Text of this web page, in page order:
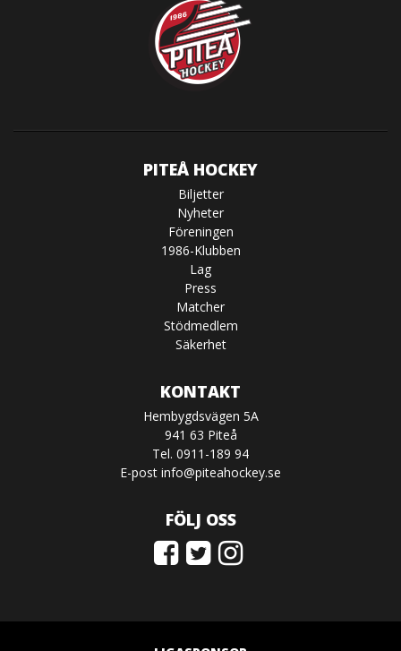
PITEÅ HOCKEY
Biljetter
Nyheter
Föreningen
1986-Klubben
Lag
Press
Matcher
Stödmedlem
Säkerhet
KONTAKT
Hembygdsvägen 5A
941 63 Piteå
Tel. 0911-189 94
E-post info@piteahockey.se
FÖLJ OSS